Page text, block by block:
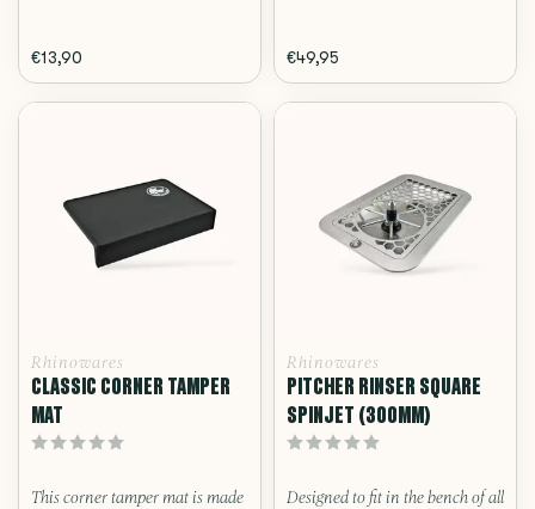
€13,90 €49,95
Rhinowares
CLASSIC CORNER TAMPER
MAT
This corner tamper mat is made
Rhinowares
PITCHER RINSER SQUARE
SPINJET (300MM)
Designed to fit in the bench of all